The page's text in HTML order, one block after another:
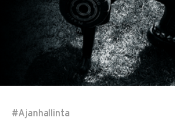
#Ajanhallinta